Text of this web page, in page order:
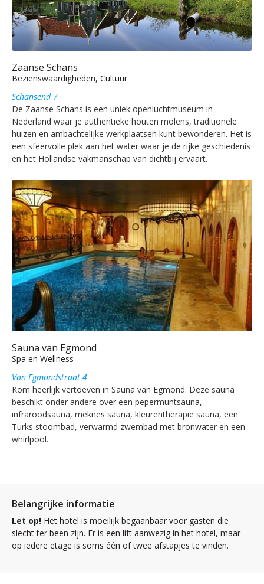
Zaanse Schans
Bezienswaardigheden, Cultuur
Schansend 7
De Zaanse Schans is een uniek openluchtmuseum in
Nederland waar je authentieke houten molens, traditionele
huizen en ambachtelijke werkplaatsen kunt bewonderen. Het is
een sfeervolle plek aan het water waar je de rijke geschiedenis
en het Hollandse vakmanschap van dichtbij ervaart.
Sauna van Egmond
Spa en Wellness
Van Egmondstraat 4
Kom heerlijk vertoeven in Sauna van Egmond. Deze sauna
beschikt onder andere over een pepermuntsauna,
infraroodsauna, meknes sauna, kleurentherapie sauna, een
Turks stoombad, verwarmd zwembad met bronwater en een
whirlpool.
Belangrijke informatie
Let op! Het hotel is moeilijk begaanbaar voor gasten die
slecht ter been zijn. Er is een lift aanwezig in het hotel, maar
op iedere etage is soms één of twee afstapjes te vinden.